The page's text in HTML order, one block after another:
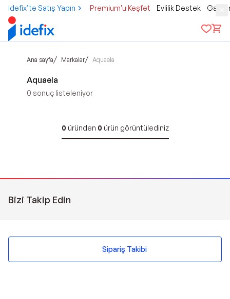
idefix’te Satış Yapın Premium'u Keşfet Evlilik Destek
Ana sayfa/ Markalar/ Aquaela
Aquaela
0 sonuç listeleniyor
0 üründen 0 ürün görüntülediniz
Bizi Takip Edin
Sipariş Takibi